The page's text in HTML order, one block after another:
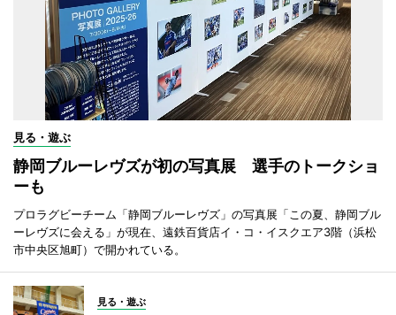
見る・遊ぶ
静岡ブルーレヴズが初の写真展 選手のトークショ
ーも
プロラグビーチーム「静岡ブルーレヴズ」の写真展「この夏、静岡ブル
ーレヴズに会える」が現在、遠鉄百貨店イ・コ・イスクエア3階（浜松
市中央区旭町）で開かれている。
見る・遊ぶ